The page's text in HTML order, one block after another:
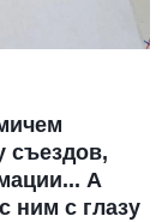
съездов,
А
ним с глазу